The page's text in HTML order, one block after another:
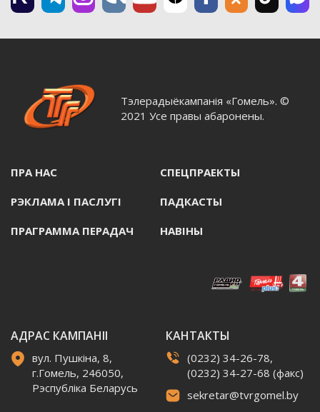
Тэлерадыёкампанія «Гомель». ©
2021 Усе правы абаронены.
ПРА НАС СПЕЦПРАЕКТЫ
РЭКЛАМА I ПАСЛУГI ПАДКАСТЫ
ПРАГРАММА ПЕРАДАЧ НАВIНЫ
АДРАС КАМПАНІІ
вул. Пушкіна, 8,
г.Гомель, 246050,
Рэспубліка Беларусь
КАНТАКТЫ
(0232) 34-26-78,
(0232) 34-27-68 (факс)
sekretar@tvrgomel.by